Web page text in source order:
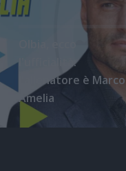
l'ufficialità:
l'allenatore è Marco
Amelia